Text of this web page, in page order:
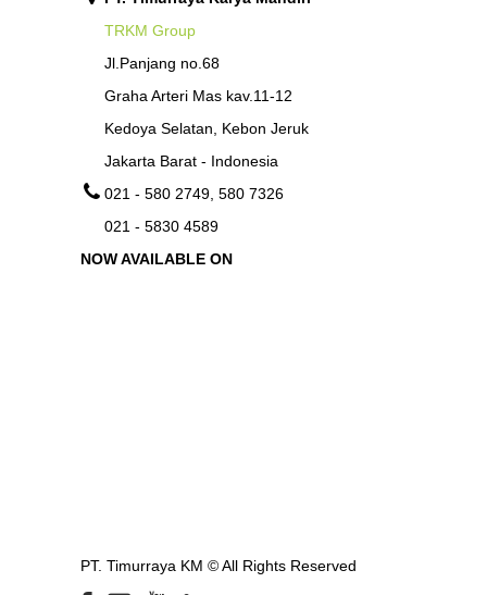
TRKM Group
Jl.Panjang no.68
Graha Arteri Mas kav.11-12
Kedoya Selatan, Kebon Jeruk
Jakarta Barat - Indonesia
021 - 580 2749, 580 7326
021 - 5830 4589
NOW AVAILABLE ON
PT. Timurraya KM ©All Rights Reserved